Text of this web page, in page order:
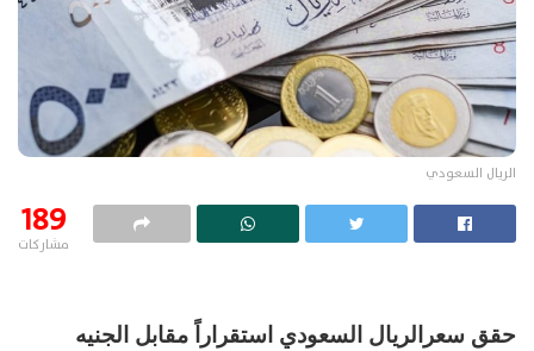
الريال السعودي
189
مشاركات
حقق سعرالريال السعودي استقراراً مقابل الجنيه